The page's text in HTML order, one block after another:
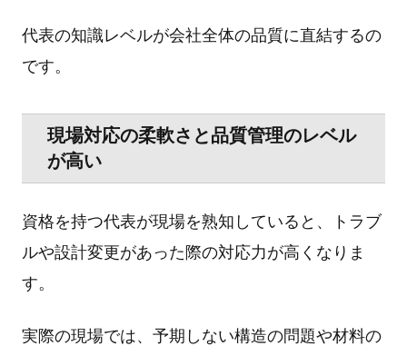
代表の知識レベルが会社全体の品質に直結するの
です。
現場対応の柔軟さと品質管理のレベル
が⾼い
資格を持つ代表が現場を熟知していると、トラブ
ルや設計変更があった際の対応⼒が⾼くなりま
す。
実際の現場では、予期しない構造の問題や材料の